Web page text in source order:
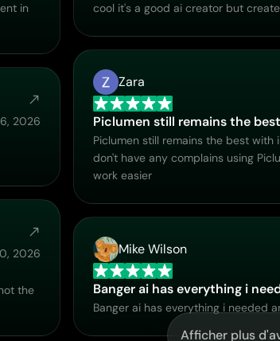
in
2026
2026
the
cool it's a good ai creator but
Zara
Piclumen still remains the
Piclumen still remains the best with
don't have any complains using
work easier
Mike Wilson
Banger ai has everything i
Banger ai has everything i needed
Afficher plus